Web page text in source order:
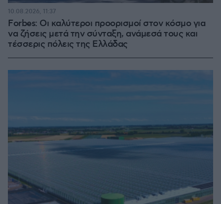
Forbes: Οι καλύτεροι προορισμοί στον κόσμο για
να ζήσεις μετά την σύνταξη, ανάμεσά τους και
τέσσερις πόλεις της Ελλάδας
10.08.2026, 11:37